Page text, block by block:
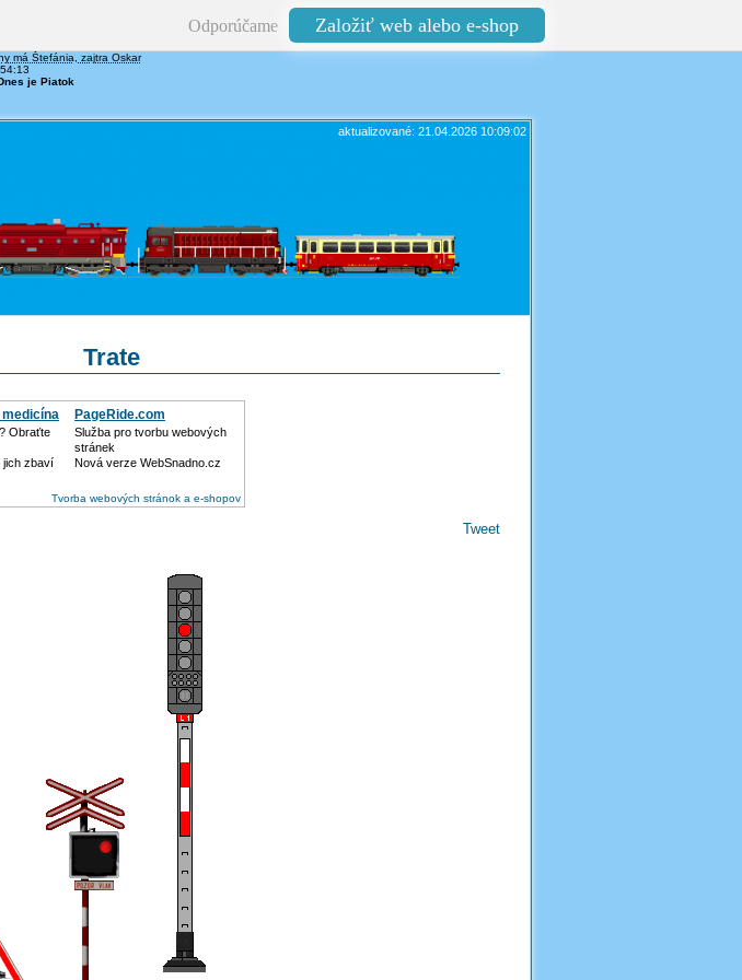
má Štefánia, zajtra Oskar
je Piatok
Odporúčame Založiť web alebo e-shop
aktualizované: 21.04.2026 10:09:02
Trate
Obraťte
jich zbaví
PageRide.com
Služba pro tvorbu webových
stránek
Nová verze WebSnadno.cz
Tvorba webových stránok a e-shopov
Tweet